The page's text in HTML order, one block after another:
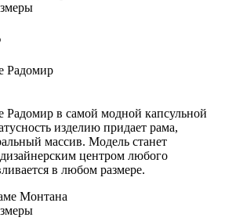
Радомир
в самой модной капсульной
изделию придает рама,
массив. Модель станет
центром любого
в любом размере.